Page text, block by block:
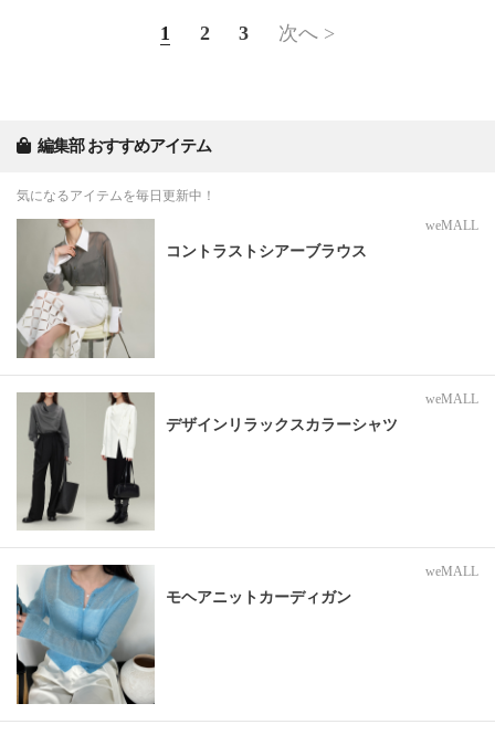
1 2 3 次へ >
編集部 おすすめアイテム
気になるアイテムを毎日更新中！
weMALL
コントラストシアーブラウス
weMALL
デザインリラックスカラーシャツ
weMALL
モヘアニットカーディガン